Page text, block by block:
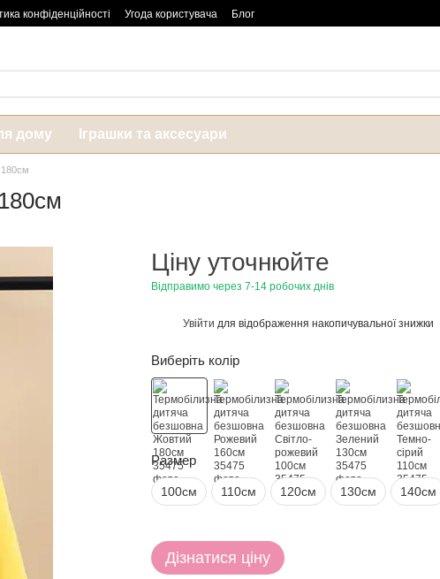
конфіденційності Угода користувача Блог
дому Іграшки та аксесуари
Ціну уточнюйте
Відправимо через 7-14 робочих днів
Увійти для відображення накопичувальної знижки
Виберіть колір
Размер
100см 110см 120см 130см 140см
Дізнатися ціну